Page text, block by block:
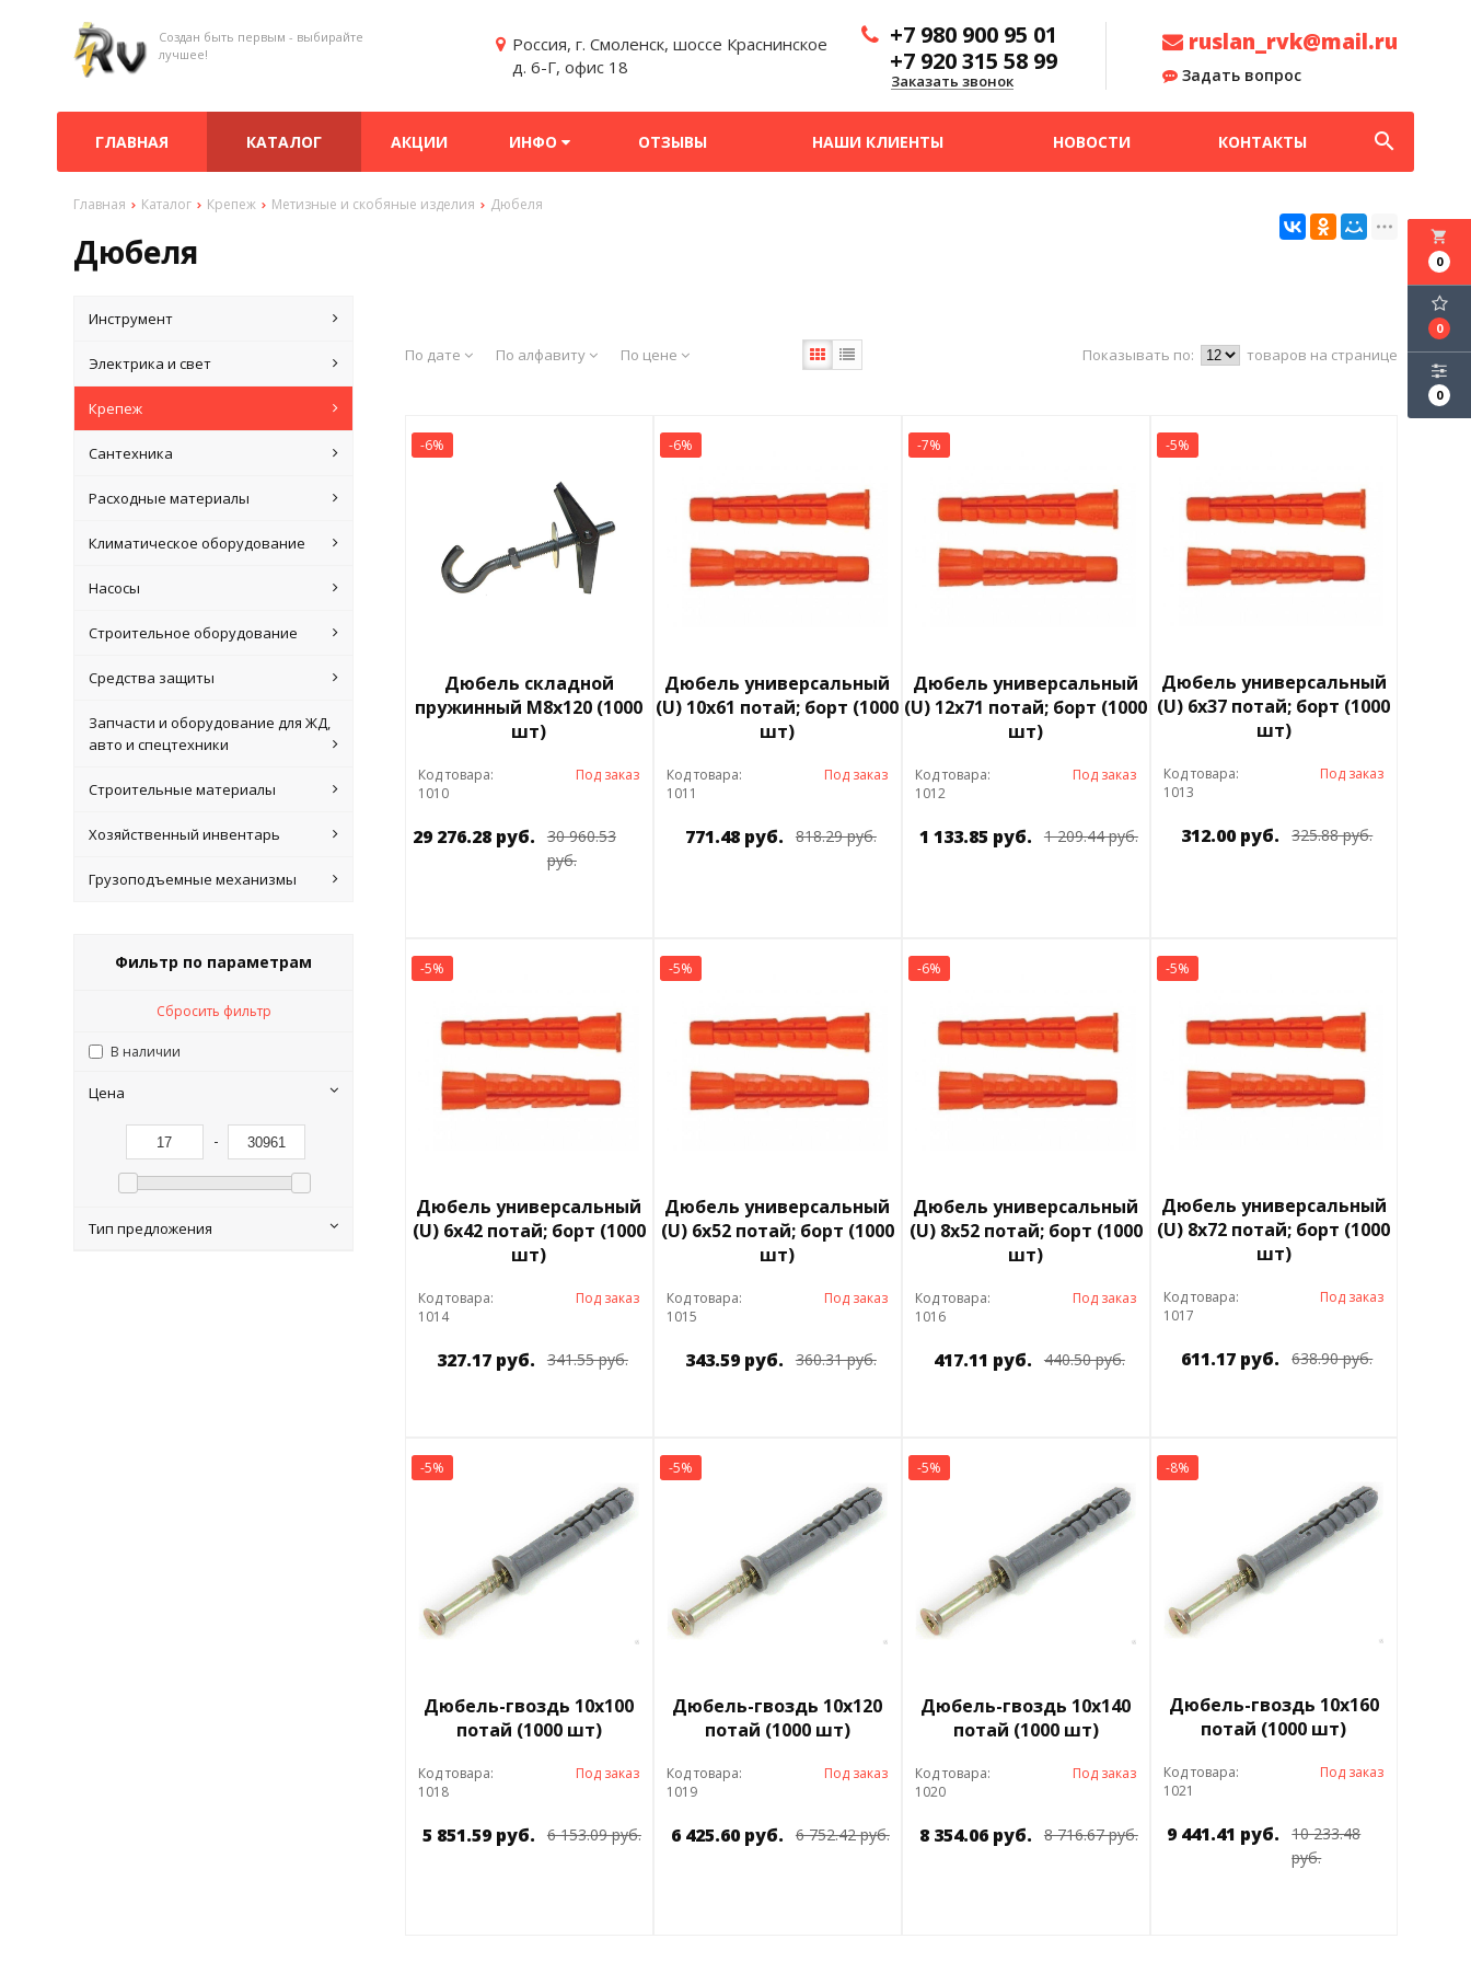
Создан быть первым - выбирайте
лучшее!
Россия, г. Смоленск, шоссе Краснинское
д. 6-Г, офис 18
+7 980 900 95 01
+7 920 315 58 99
Заказать звонок
ruslan_rvk@mail.ru
Задать вопрос
ГЛАВНАЯ КАТАЛОГ АКЦИИ ИНФО ОТЗЫВЫ НАШИ КЛИЕНТЫ НОВОСТИ КОНТАКТЫ search
Главная Каталог Крепеж Метизные и скобяные изделия Дюбеля
Дюбеля local_grocery_store
0
0
0
Инструмент
Электрика и свет
Крепеж
Сантехника
Расходные материалы
Климатическое оборудование
Насосы
Строительное оборудование
Средства защиты
Запчасти и оборудование для ЖД,
авто и спецтехники
Строительные материалы
Хозяйственный инвентарь
Грузоподъемные механизмы
Фильтр по параметрам
Сбросить фильтр
В наличии
Цена
-
Тип предложения
По дате По алфавиту По цене Показывать по: товаров на странице
-6%
Дюбель складной
пружинный М8х120 (1000
шт)
Код товара:
1010
Под заказ
29 276.28 руб.
30 960.53
руб.
-6%
Дюбель универсальный
(U) 10х61 потай; борт (1000
шт)
Код товара:
1011
Под заказ
771.48 руб. 818.29 руб.
-7%
Дюбель универсальный
(U) 12х71 потай; борт (1000
шт)
Код товара:
1012
Под заказ
1 133.85 руб. 1 209.44 руб.
-5%
Дюбель универсальный
(U) 6х37 потай; борт (1000
шт)
Код товара:
1013
Под заказ
312.00 руб. 325.88 руб.
-5%
Дюбель универсальный
(U) 6х42 потай; борт (1000
шт)
Код товара:
1014
Под заказ
327.17 руб. 341.55 руб.
-5%
Дюбель универсальный
(U) 6х52 потай; борт (1000
шт)
Код товара:
1015
Под заказ
343.59 руб. 360.31 руб.
-6%
Дюбель универсальный
(U) 8х52 потай; борт (1000
шт)
Код товара:
1016
Под заказ
417.11 руб. 440.50 руб.
-5%
Дюбель универсальный
(U) 8х72 потай; борт (1000
шт)
Код товара:
1017
Под заказ
611.17 руб. 638.90 руб.
-5%
Дюбель-гвоздь 10х100
потай (1000 шт)
Код товара:
1018
Под заказ
5 851.59 руб. 6 153.09 руб.
-5%
Дюбель-гвоздь 10х120
потай (1000 шт)
Код товара:
1019
Под заказ
6 425.60 руб. 6 752.42 руб.
-5%
Дюбель-гвоздь 10х140
потай (1000 шт)
Код товара:
1020
Под заказ
8 354.06 руб. 8 716.67 руб.
-8%
Дюбель-гвоздь 10х160
потай (1000 шт)
Код товара:
1021
Под заказ
9 441.41 руб.
10 233.48
руб.